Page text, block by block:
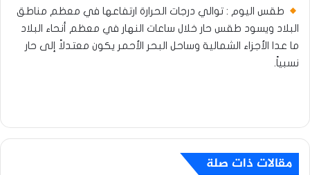
طقس اليوم : توالي درجات الحرارة ارتفاعها في معظم مناطق
البلاد ويسود طقس حار خلال ساعات النهار في معظم أنحاء البلاد
ما عدا الأجزاء الشمالية وساحل البحر الأحمر يكون معتدلاً إلى حار
نسبياً.​
مقالات ذات صلة